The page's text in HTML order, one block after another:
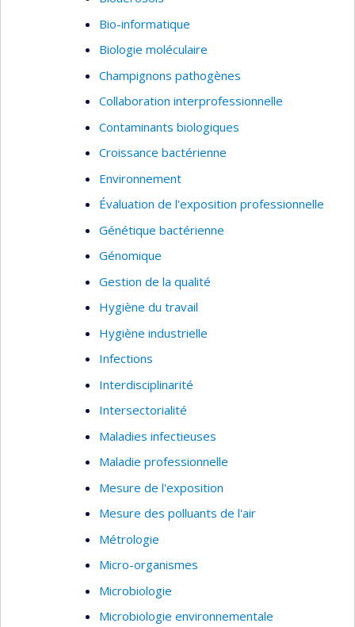
procède également à l’évaluation de la qualité
CARTaGENE, ainsi qu’à la détermination des
prédicteurs de niveaux de vitamine D sérique
pour des femmes en santé à Montréal. Ces deux
développement et l’application d’outils
méthodologiques afin d’améliorer les évaluations
d’expositions dans les études épidémiologiques.
Bio-informatique
Biologie moléculaire
Champignons pathogènes
Collaboration interprofessionnelle
Contaminants biologiques
Croissance bactérienne
Environnement
Évaluation de l'exposition professionnelle
Génétique bactérienne
Génomique
Gestion de la qualité
Hygiène du travail
Hygiène industrielle
Infections
Interdisciplinarité
Intersectorialité
Maladies infectieuses
Maladie professionnelle
Mesure de l'exposition
Mesure des polluants de l'air
Métrologie
Micro-organismes
Microbiologie
Microbiologie environnementale